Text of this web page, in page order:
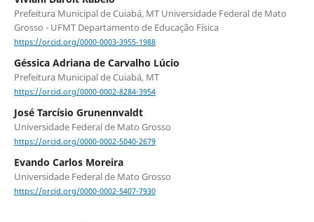
Prefeitura Municipal de Cuiabá, MT Universidade Federal de Mato
Grosso - UFMT Departamento de Educação Física
https://orcid.org/0000-0003-3955-1988
Géssica Adriana de Carvalho Lúcio
Prefeitura Municipal de Cuiabá, MT
https://orcid.org/0000-0002-8284-3954
José Tarcísio Grunennvaldt
Universidade Federal de Mato Grosso
https://orcid.org/0000-0002-5040-2679
Evando Carlos Moreira
Universidade Federal de Mato Grosso
https://orcid.org/0000-0002-5407-7930